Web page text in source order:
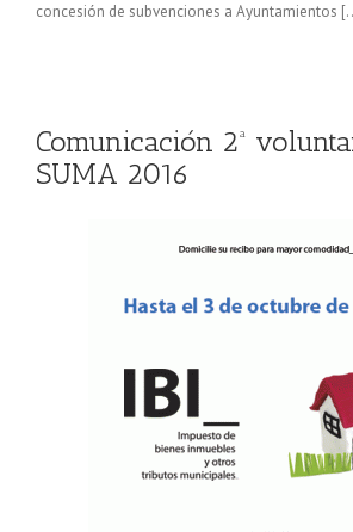
concesión de subvenciones a Ayuntamientos
Comunicación 2ª
SUMA 2016